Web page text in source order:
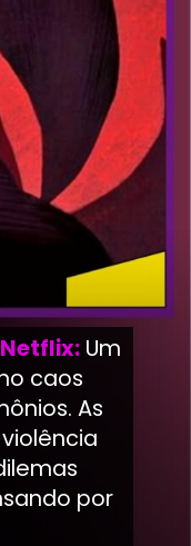
Um
caos
As
por